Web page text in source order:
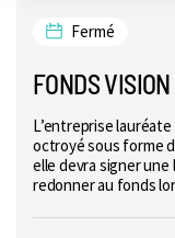
Fermé
FONDS
L’entreprise
octroyé sous forme
elle devra signer une
redonner au fonds